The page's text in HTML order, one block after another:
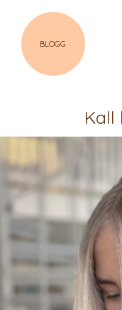
BLOGG
Kall